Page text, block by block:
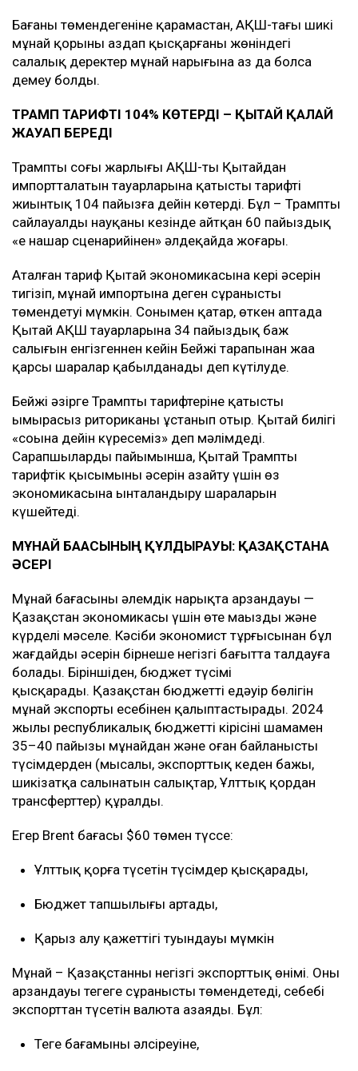
Бағаның төмендегеніне қарамастан, АҚШ-тағы шикі
мұнай қорының аздап қысқарғаны жөніндегі
салалық деректер мұнай нарығына аз да болса
демеу болды.
ТРАМП ТАРИФТІ 104% КӨТЕРДІ – ҚЫТАЙ ҚАЛАЙ
ЖАУАП БЕРЕДІ
Трамптың соңғы жарлығы АҚШ-тың Қытайдан
импортталатын тауарларына қатысты тарифті
жиынтық 104 пайызға дейін көтерді. Бұл – Трамптың
сайлауалды науқаны кезінде айтқан 60 пайыздық
«ең нашар сценарийінен» әлдеқайда жоғары.
Аталған тариф Қытай экономикасына кері әсерін
тигізіп, мұнай импортына деген сұранысты
төмендетуі мүмкін. Сонымен қатар, өткен аптада
Қытай АҚШ тауарларына 34 пайыздық баж
салығын енгізгеннен кейін Бейжің тарапынан жаңа
қарсы шаралар қабылданады деп күтілуде.
Бейжің әзірге Трамптың тарифтеріне қатысты
ымырасыз риториканы ұстанып отыр. Қытай билігі
«соңына дейін күресеміз» деп мәлімдеді.
Сарапшылардың пайымынша, Қытай Трамптың
тарифтік қысымының әсерін азайту үшін өз
экономикасына ынталандыру шараларын
күшейтеді.
МҰНАЙ БАҒАСЫНЫҢ ҚҰЛДЫРАУЫ: ҚАЗАҚСТАНҒА
ӘСЕРІ
Мұнай бағасының әлемдік нарықта арзандауы —
Қазақстан экономикасы үшін өте маңызды және
күрделі мәселе. Кәсіби экономист тұрғысынан бұл
жағдайдың әсерін бірнеше негізгі бағытта талдауға
болады. Біріншіден, бюджет түсімі
қысқарады. Қазақстан бюджеттің едәуір бөлігін
мұнай экспорты есебінен қалыптастырады. 2024
жылы республикалық бюджеттің кірісінің шамамен
35–40 пайызы мұнайдан және оған байланысты
түсімдерден (мысалы, экспорттық кеден бажы,
шикізатқа салынатын салықтар, Ұлттық қордан
трансферттер) құралды.
Егер Brent бағасы $60 төмен түссе:
Ұлттық қорға түсетін түсімдер қысқарады,
Бюджет тапшылығы артады,
Қарыз алу қажеттігі туындауы мүмкін
Мұнай – Қазақстанның негізгі экспорттық өнімі. Оның
арзандауы теңгеге сұранысты төмендетеді, себебі
экспорттан түсетін валюта азаяды. Бұл:
Теңге бағамының әлсіреуіне,